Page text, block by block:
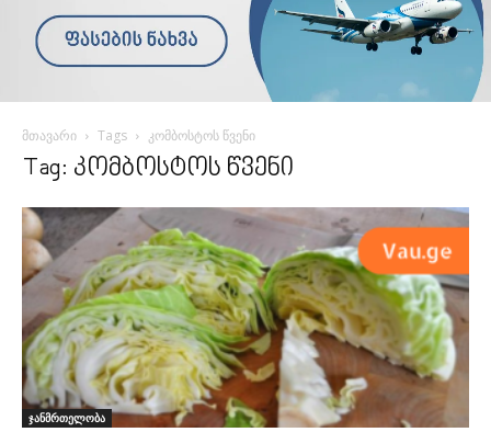
მთავარი Tags კომბოსტოს წვენი
Tag: კომბოსტოს წვენი
ჯანმრთელობა